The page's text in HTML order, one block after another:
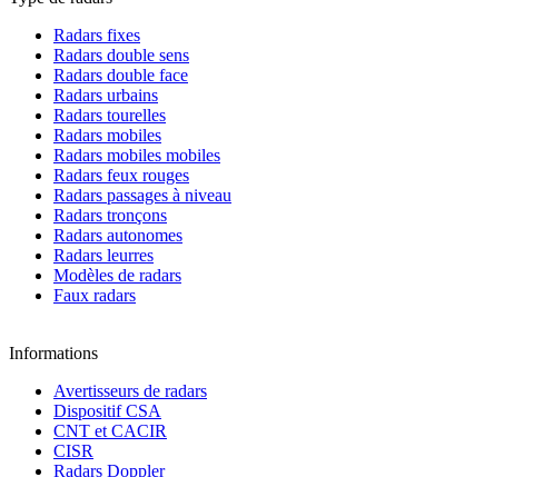
Radars fixes
Radars double sens
Radars double face
Radars urbains
Radars tourelles
Radars mobiles
Radars mobiles mobiles
Radars feux rouges
Radars passages à niveau
Radars tronçons
Radars autonomes
Radars leurres
Modèles de radars
Faux radars
Informations
Avertisseurs de radars
Dispositif CSA
CNT et CACIR
CISR
Radars Doppler